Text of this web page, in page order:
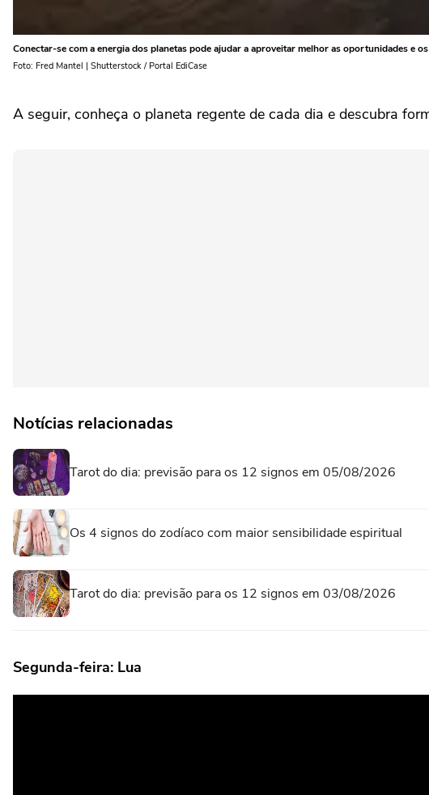
Conectar-se com a energia dos planetas pode ajudar a aproveitar melhor as oportunidades e
Foto: Fred Mantel | Shutterstock / Portal EdiCase
A seguir, conheça o planeta regente de cada dia e descubra
Notícias relacionadas
Tarot do dia: previsão para os 12 signos em 05/08/2026
Os 4 signos do zodíaco com maior sensibilidade espiritual
Tarot do dia: previsão para os 12 signos em 03/08/2026
Segunda-feira: Lua